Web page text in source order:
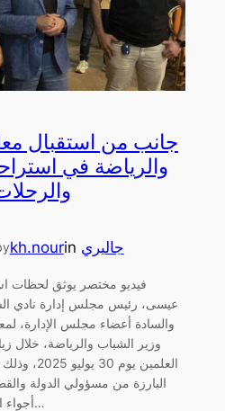
جانب من استقبال
والرياضة في
kh.nourin جاليري
فيديو مختصر يوثق لحظات
عيسى، رئيس مجلس إدارة نادي
والسادة أعضاء مجلس الإدارة،
وزير الشباب والرياضة، خلال
العلمين
البارزة من مسؤولي الدولة
أجواء الزيارة الرسمية وما تضمنته…